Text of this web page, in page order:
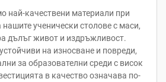
най-качествени материали при
ученически столове с маси,
дълъг живот и издръжливост.
на износване и повреди,
за образователни среди с висок
в качество означава по-